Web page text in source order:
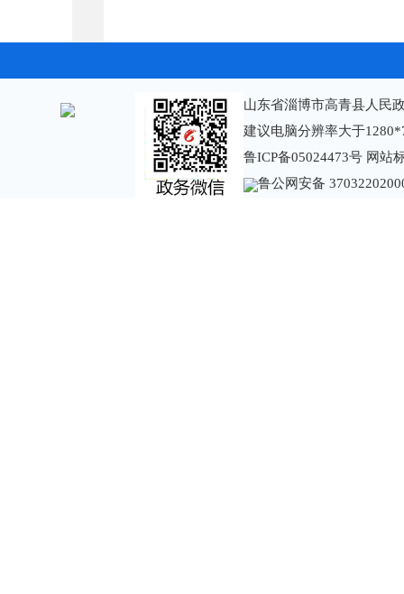
山东省淄博市高青县人民
建议电脑分辨率大于
鲁ICP备05024473号 网站
鲁公网安备